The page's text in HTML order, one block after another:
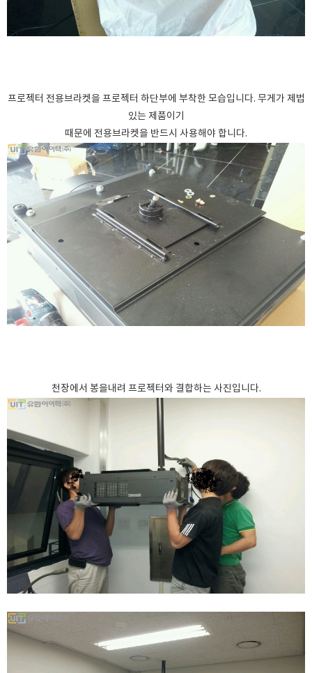
프로젝터 전용브라켓을 프로젝터 하단부에 부착한 모습입니다. 무게가 제법
있는 제품이기
때문에 전용브라켓을 반드시 사용해야 합니다.
천장에서 봉을내려 프로젝터와 결합하는 사진입니다.